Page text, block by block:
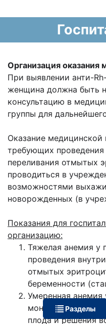
Организация
При выявлении анти-
женщина должна быть
консультацию в
группы для
Оказание
требующих проведения
переливания отмытых
проводиться в
возможностями
новорожденных (в
Показания для
организацию:
Тяжелая анемия у
проведения
отмытых
беременности
Умеренная анемия
мониторинга,
плода и решения
Разделы